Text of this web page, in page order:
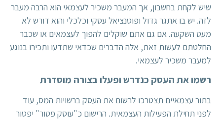
שיש לקחת בחשבון, אך המעבר משכיר לעצמאי הוא הרבה מעבר
לזה. יש בו אתגר גדול ופוטנציאל עסקי וכלכלי והוא דורש לא
מעט השקעה. אם גם אתם שוקלים להפוך לעצמאים או שכבר
החלטתם לעשות זאת, אלה הדברים שכדאי שתדעו ותכירו בנוגע
למעבר משכיר לעצמאי.
רשמו את העסק כנדרש ופעלו בצורה מוסדרת
בתור עצמאיים תצטרכו לרשום את העסק ברשויות המס, עוד
לפני תחילת הפעילות העצמאית. הרישום כ"עוסק פטור" יפטור